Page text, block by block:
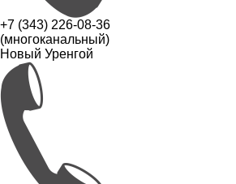
+7 (343) 226-08-36
(многоканальный)
Новый Уренгой